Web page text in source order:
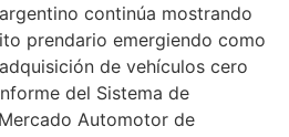
continúa mostrando
prendario emergiendo como
de vehículos cero
del Sistema de
Automotor de